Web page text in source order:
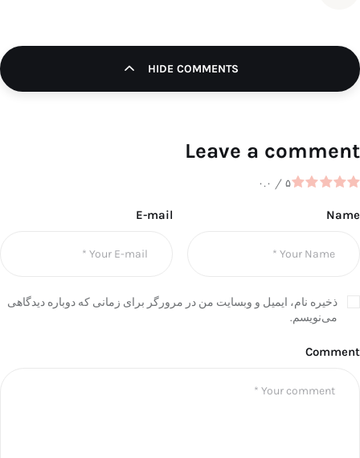
HIDE COMMENTS
Leave a comment
۰.۰ / ۵
Name
E-mail
ذخیره نام، ایمیل و وبسایت من در مرورگر برای زمانی که دوباره دیدگاهی
می‌نویسم.
Comment